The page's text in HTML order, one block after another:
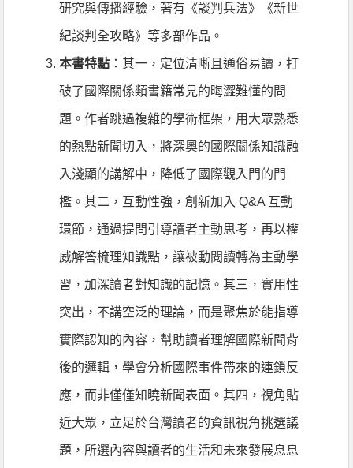
研究與傳播經驗，著有《談判兵法》《新世
紀談判全攻略》等多部作品。
本書特點 ：其一，定位清晰且通俗易讀，打
破了國際關係類書籍常見的晦澀難懂的問
題。作者跳過複雜的學術框架，用大眾熟悉
的熱點新聞切入，將深奧的國際關係知識融
入淺顯的講解中，降低了國際觀入門的門
檻。其二，互動性強，創新加入 Q&A 互動
環節，通過提問引導讀者主動思考，再以權
威解答梳理知識點，讓被動閱讀轉為主動學
習，加深讀者對知識的記憶。其三，實用性
突出，不講空泛的理論，而是聚焦於能指導
實際認知的內容，幫助讀者理解國際新聞背
後的邏輯，學會分析國際事件帶來的連鎖反
應，而非僅僅知曉新聞表面。其四，視角貼
近大眾，立足於台灣讀者的資訊視角挑選議
題，所選內容與讀者的生活和未來發展息息